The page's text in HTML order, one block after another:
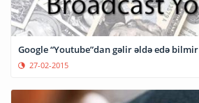
Google “Youtube”dan gəlir əldə edə bilmir
27-02-2015